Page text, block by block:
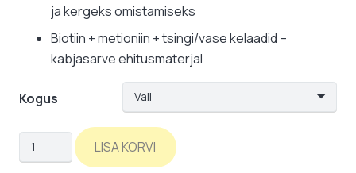
ja kergeks omistamiseks
Biotiin + metioniin + tsingi/vase kelaadid –
kabjasarve ehitusmaterjal
Kogus
HorseLinePro:
SuppleSnack
LISA KORVI